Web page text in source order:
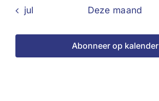
jul Deze maand
Abonneer op kalender